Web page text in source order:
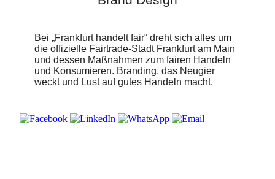
Bei „Frankfurt handelt fair“ dreht sich alles um
die offizielle Fairtrade-Stadt Frankfurt am Main
und dessen Maßnahmen zum fairen Handeln
und Konsumieren. Branding, das Neugier
weckt und Lust auf gutes Handeln macht.